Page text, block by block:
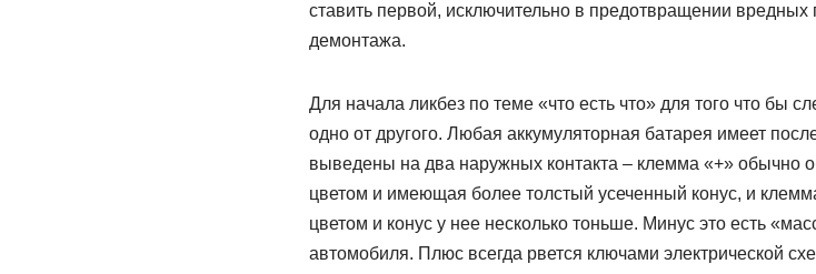
ставить первой, исключительно в предотвращении
демонтажа.
Для начала ликбез по теме «что есть что» для того что бы
одно от другого. Любая аккумуляторная батарея имеет
выведены на два наружных контакта – клемма «+»
цветом и имеющая более толстый усеченный конус, и
цветом и конус у нее несколько тоньше. Минус это есть
автомобиля. Плюс всегда рвется ключами электрической